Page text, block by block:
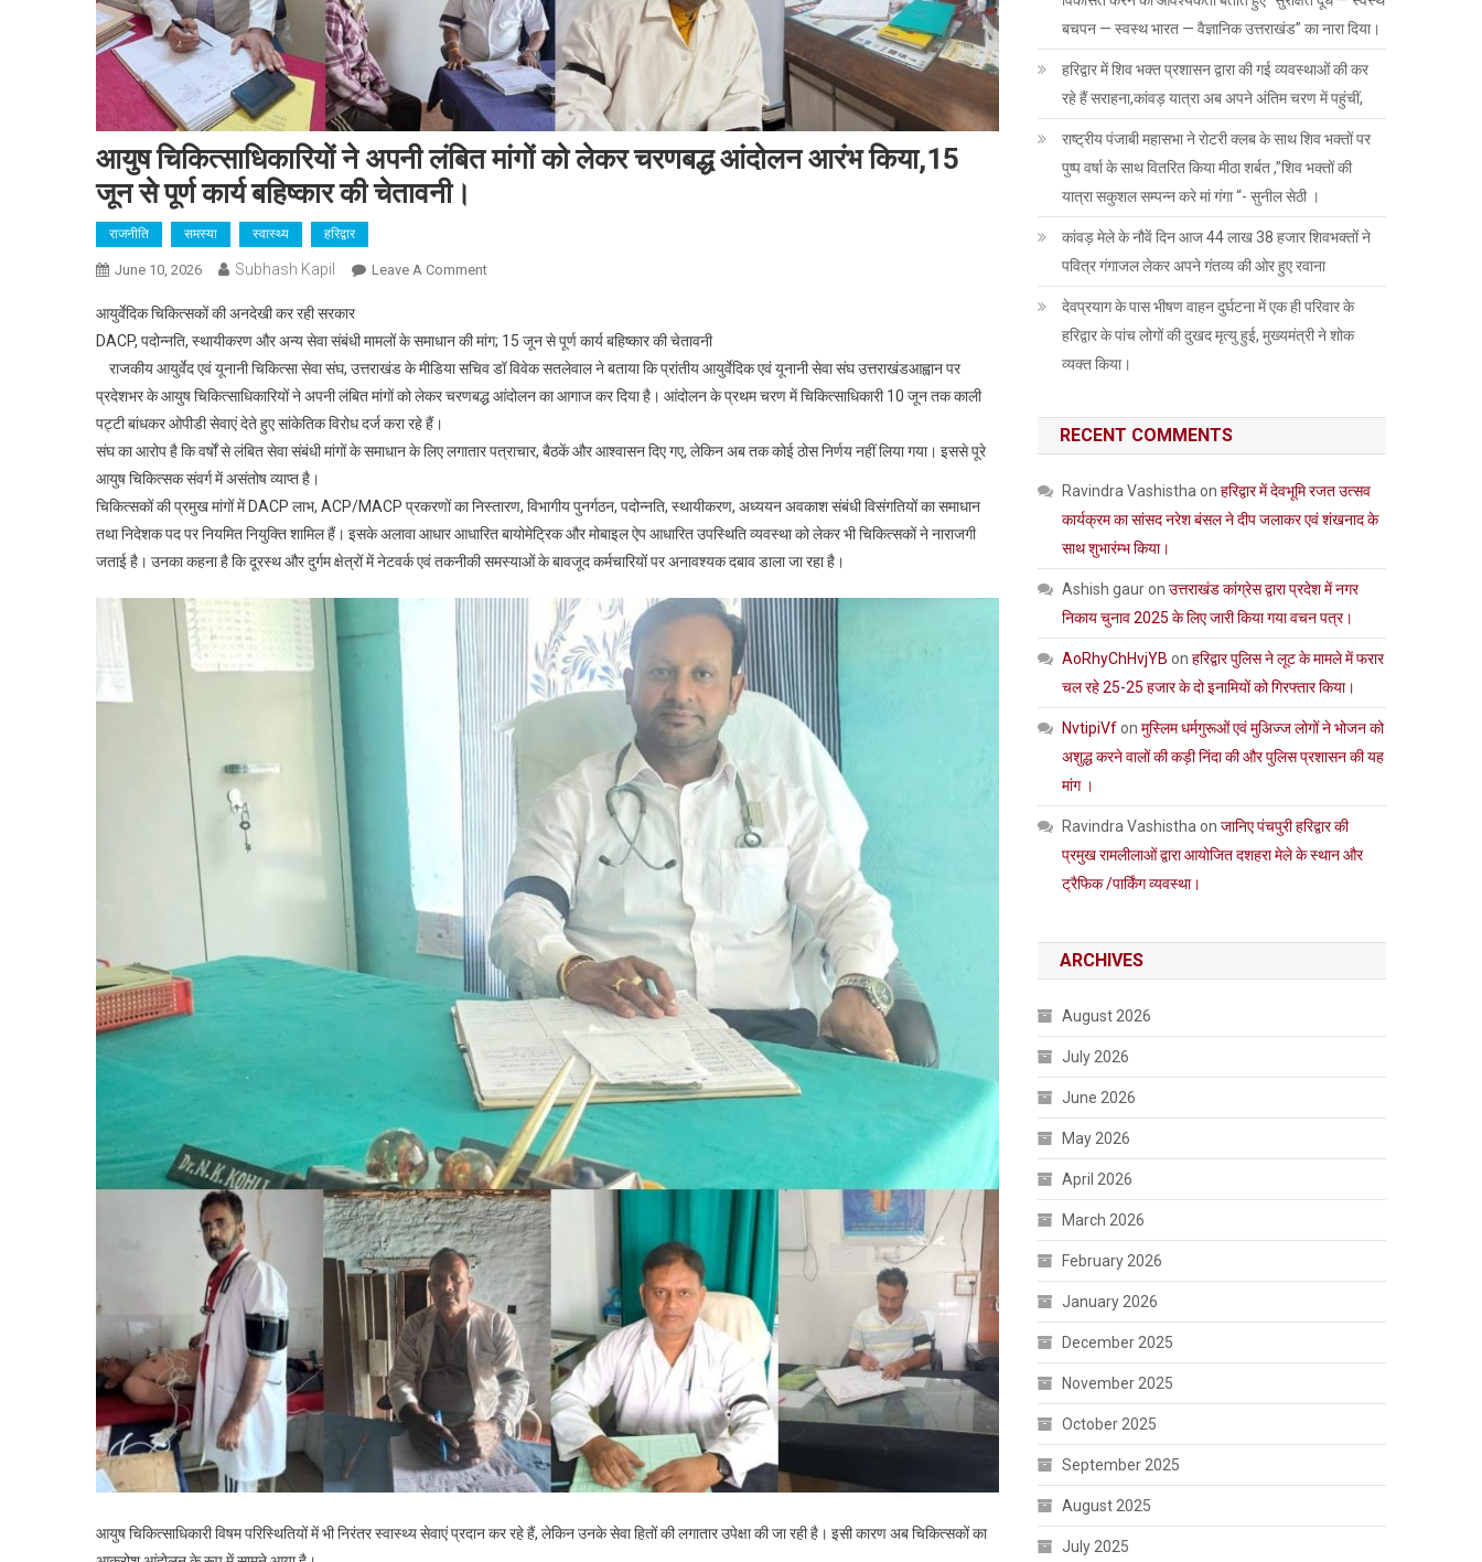
आयुष चिकित्साधिकारियों ने अपनी लंबित मांगों को लेकर चरणबद्ध आंदोलन आरंभ किया,15
जून से पूर्ण कार्य बहिष्कार की चेतावनी।
राजनीति समस्या स्वास्थ्य हरिद्वार
June 10, 2026 Subhash Kapil Leave A CommentOn
ने
अपनी
लंबित
को
आंदोलन
किया,15
जून
की
चेतावनी।
आयुर्वेदिक चिकित्सकों की अनदेखी कर रही सरकार
DACP, पदोन्नति, स्थायीकरण और अन्य सेवा संबंधी मामलों के समाधान की मांग; 15 जून से पूर्ण कार्य बहिष्कार की चेतावनी
राजकीय आयुर्वेद एवं यूनानी चिकित्सा सेवा संघ, उत्तराखंड के मीडिया सचिव डॉ विवेक सतलेवाल ने बताया कि प्रांतीय आयुर्वेदिक एवं यूनानी सेवा संघ उत्तराखंडआह्वान पर
प्रदेशभर के आयुष चिकित्साधिकारियों ने अपनी लंबित मांगों को लेकर चरणबद्ध आंदोलन का आगाज कर दिया है। आंदोलन के प्रथम चरण में चिकित्साधिकारी 10 जून तक काली
पट्टी बांधकर ओपीडी सेवाएं देते हुए सांकेतिक विरोध दर्ज करा रहे हैं।
संघ का आरोप है कि वर्षों से लंबित सेवा संबंधी मांगों के समाधान के लिए लगातार पत्राचार, बैठकें और आश्वासन दिए गए, लेकिन अब तक कोई ठोस निर्णय नहीं लिया गया। इससे पूरे
आयुष चिकित्सक संवर्ग में असंतोष व्याप्त है।
चिकित्सकों की प्रमुख मांगों में DACP लाभ, ACP/MACP प्रकरणों का निस्तारण, विभागीय पुनर्गठन, पदोन्नति, स्थायीकरण, अध्ययन अवकाश संबंधी विसंगतियों का समाधान
तथा निदेशक पद पर नियमित नियुक्ति शामिल हैं। इसके अलावा आधार आधारित बायोमेट्रिक और मोबाइल ऐप आधारित उपस्थिति व्यवस्था को लेकर भी चिकित्सकों ने नाराजगी
जताई है। उनका कहना है कि दूरस्थ और दुर्गम क्षेत्रों में नेटवर्क एवं तकनीकी समस्याओं के बावजूद कर्मचारियों पर अनावश्यक दबाव डाला जा रहा है।
आयुष चिकित्साधिकारी विषम परिस्थितियों में भी निरंतर स्वास्थ्य सेवाएं प्रदान कर रहे हैं, लेकिन उनके सेवा हितों की लगातार उपेक्षा की जा रही है। इसी कारण अब चिकित्सकों का
बचपन — स्वस्थ भारत — वैज्ञानिक उत्तराखंड” का नारा दिया।
हरिद्वार में शिव भक्त प्रशासन द्वारा की गई व्यवस्थाओं की कर
रहे हैं सराहना,कांवड़ यात्रा अब अपने अंतिम चरण में पहुंचीं,
राष्ट्रीय पंजाबी महासभा ने रोटरी क्लब के साथ शिव भक्तों पर
पुष्प वर्षा के साथ वितरित किया मीठा शर्बत ,”शिव भक्तों की
यात्रा सकुशल सम्पन्न करे मां गंगा “- सुनील सेठी ।
कांवड़ मेले के नौवें दिन आज 44 लाख 38 हजार शिवभक्तों ने
पवित्र गंगाजल लेकर अपने गंतव्य की ओर हुए रवाना
देवप्रयाग के पास भीषण वाहन दुर्घटना में एक ही परिवार के
हरिद्वार के पांच लोगों की दुखद मृत्यु हुई, मुख्यमंत्री ने शोक
व्यक्त किया।
RECENT COMMENTS
Ravindra Vashistha onहरिद्वार में देवभूमि रजत उत्सव
कार्यक्रम का सांसद नरेश बंसल ने दीप जलाकर एवं शंखनाद के
साथ शुभारंम्भ किया।
Ashish gauronउत्तराखंड कांग्रेस द्वारा प्रदेश में नगर
निकाय चुनाव 2025 के लिए जारी किया गया वचन पत्र।
AoRhyChHvjYB onहरिद्वार पुलिस ने लूट के मामले में फरार
चल रहे 25-25 हजार के दो इनामियों को गिरफ्तार किया।
NvtipiVfonमुस्लिम धर्मगुरूओं एवं मुअिज्ज लोगों ने भोजन को
अशुद्ध करने वालों की कड़ी निंदा की और पुलिस प्रशासन की यह
मांग ।
Ravindra Vashistha onजानिए पंचपुरी हरिद्वार की
प्रमुख रामलीलाओं द्वारा आयोजित दशहरा मेले के स्थान और
ट्रैफिक /पार्किंग व्यवस्था।
ARCHIVES
August 2026
July 2026
June 2026
May 2026
April 2026
March 2026
February 2026
January 2026
December 2025
November 2025
October 2025
September 2025
August 2025
July 2025